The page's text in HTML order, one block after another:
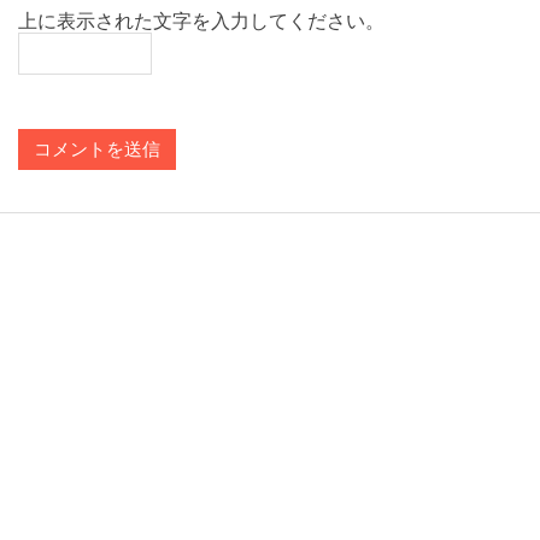
上に表示された文字を入力してください。